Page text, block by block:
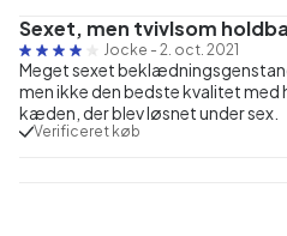
Sexet, men tvivlsom
Jocke - 2. oct. 2021
Meget sexet
men ikke den bedste kvalitet
kæden, der blev løsnet under sex.
Verificeret køb